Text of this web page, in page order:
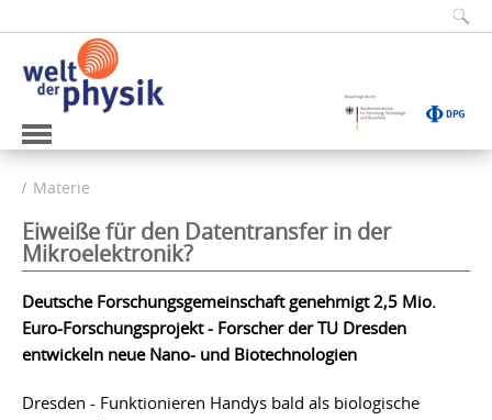
Materie
Eiweiße für den Datentransfer in der
Mikroelektronik?
Deutsche Forschungsgemeinschaft genehmigt 2,5 Mio.
Euro-Forschungsprojekt - Forscher der TU Dresden
entwickeln neue Nano- und Biotechnologien
Dresden - Funktionieren Handys bald als biologische